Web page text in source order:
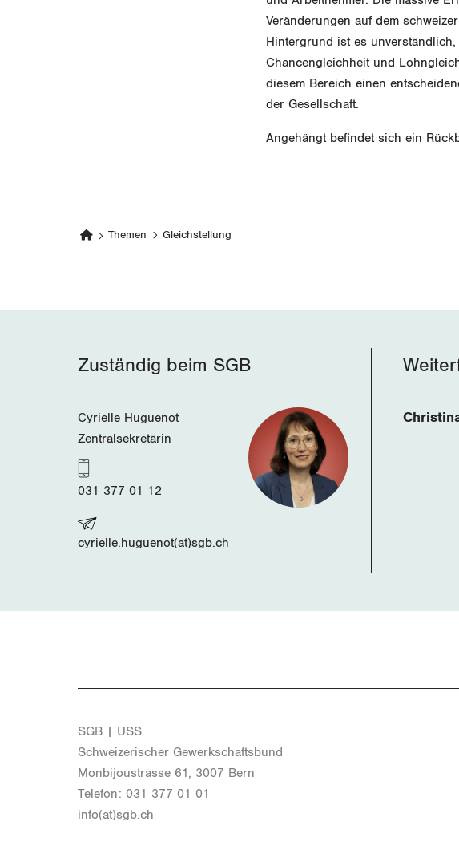
Veränderungen auf dem
Hintergrund ist es
Chancengleichheit und
diesem Bereich einen
der Gesellschaft.
Angehängt befindet sich ein
Themen Gleichstellung
Zuständig beim SGB
Cyrielle Huguenot
Zentralsekretärin
031 377 01 12
cyrielle.huguenot(at)sgb.ch
SGB | USS
Schwei­ze­ri­scher Ge­werk­schafts­bund
Mon­bi­joustras­se 61, 3007 Bern
Te­le­fon: 031 377 01 01
info(at)​sgb.​ch